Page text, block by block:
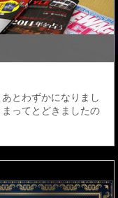
とわずかになりまし
ってとどきましたの
！！◆スタイルＲＶ
スαドレスアップガイ
ップスタイルまずは
アルファードオーナ
ツカテゴリ...